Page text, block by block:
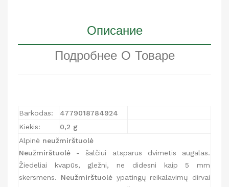
Описание
Подробнее О Товаре
Barkodas: 4779018784924
Kiekis:
0,2 g
Alpinė neužmirštuolė
Neužmirštuolė - šalčiui atsparus dvimetis augalas.
Žiedeliai kvapūs, gležni, ne didesni kaip 5 mm
skersmens. Neužmirštuolė ypatingų reikalavimų dirvai